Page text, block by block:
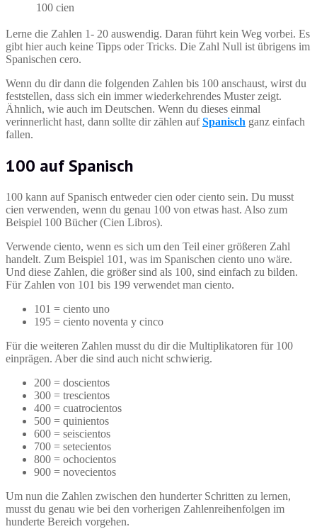
100 cien
Lerne die Zahlen 1- 20 auswendig. Daran führt kein Weg vorbei. Es
gibt hier auch keine Tipps oder Tricks. Die Zahl Null ist übrigens im
Spanischen cero.
Wenn du dir dann die folgenden Zahlen bis 100 anschaust, wirst du
feststellen, dass sich ein immer wiederkehrendes Muster zeigt.
Ähnlich, wie auch im Deutschen. Wenn du dieses einmal
verinnerlicht hast, dann sollte dir zählen aufSpanisch ganz einfach
fallen.
100 auf Spanisch
100 kann auf Spanisch entweder cien oder ciento sein. Du musst
cien verwenden, wenn du genau 100 von etwas hast. Also zum
Beispiel 100 Bücher (Cien Libros).
Verwende ciento, wenn es sich um den Teil einer größeren Zahl
handelt. Zum Beispiel 101, was im Spanischen ciento uno wäre.
Und diese Zahlen, die größer sind als 100, sind einfach zu bilden.
Für Zahlen von 101 bis 199 verwendet man ciento.
101 = ciento uno
195 = ciento noventa y cinco
Für die weiteren Zahlen musst du dir die Multiplikatoren für 100
einprägen. Aber die sind auch nicht schwierig.
200 = doscientos
300 = trescientos
400 = cuatrocientos
500 = quinientos
600 = seiscientos
700 = setecientos
800 = ochocientos
900 = novecientos
Um nun die Zahlen zwischen den hunderter Schritten zu lernen,
musst du genau wie bei den vorherigen Zahlenreihenfolgen im
hunderte Bereich vorgehen.